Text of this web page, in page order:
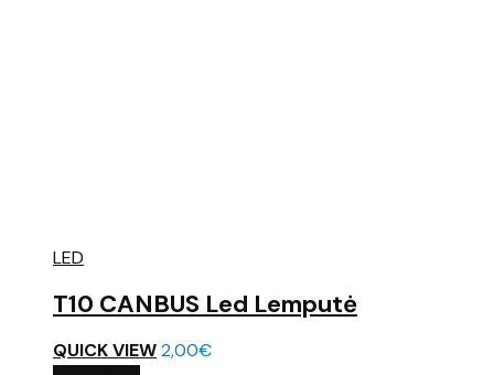
LED
T10 CANBUS Led Lemputė
QUICK VIEW2,00€